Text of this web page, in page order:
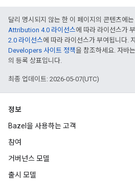
달리 명시되지 않는 한 이 페이지의 콘텐츠에는
Attribution 4.0 라이선스에 따라 라이선스가
2.0 라이선스에 따라 라이선스가 부여됩니다.
Developers 사이트 정책을 참조하세요. 자바
의 등록 상표입니다.
최종 업데이트: 2026-05-07(UTC)
정보
Bazel을 사용하는 고객
참여
거버넌스 모델
출시 모델